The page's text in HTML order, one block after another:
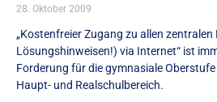
28. Oktober 2009
„Kostenfreier Zugang zu allen
Lösungshinweisen!) via Internet“ ist
Forderung für die gymnasiale
Haupt- und Realschulbereich.